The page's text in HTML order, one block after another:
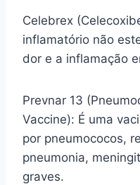
Celebrex
inflamatório não
dor e a inflamação
Prevnar 13
Vaccine): É uma
por pneumococos,
pneumonia,
graves.